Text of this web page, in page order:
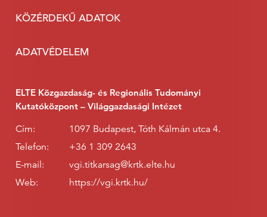
KÖZÉRDEKŰ ADATOK
ADATVÉDELEM
ELTE Közgazdaság- és Regionális Tudományi
Kutatóközpont – Világgazdasági Intézet
Cím:
1097 Budapest, Tóth Kálmán utca 4.
Telefon:
+36 1 309 2643
E-mail:
vgi.titkarsag@krtk.elte.hu
Web:
https://vgi.krtk.hu/